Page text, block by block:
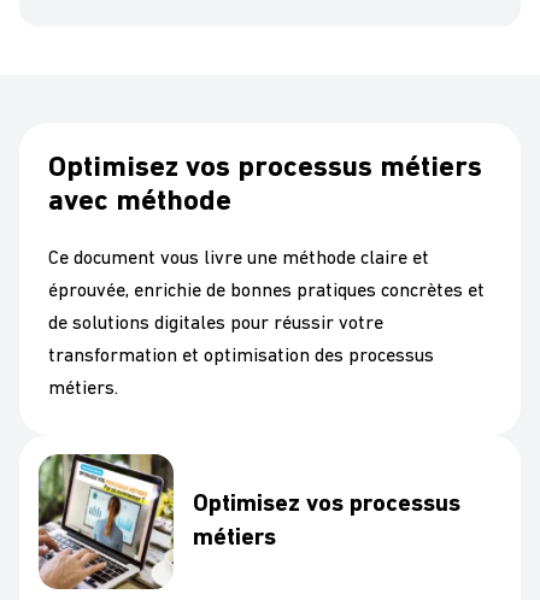
Optimisez vos processus métiers
avec méthode
Ce document vous livre une méthode claire et
éprouvée, enrichie de bonnes pratiques concrètes et
de solutions digitales pour réussir votre
transformation et optimisation des processus
métiers.
Optimisez vos processus
métiers